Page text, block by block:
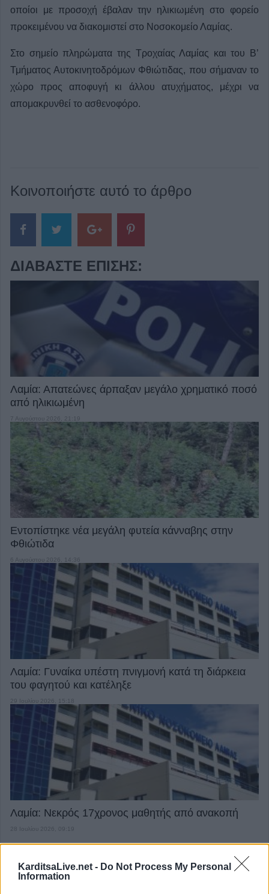
KarditsaLive.net - Do Not Process My Personal
Information
οποίοι με προσοχή έβαλαν την ηλικιωμένη στο φορείο
προκειμένου να διακομιστεί στο Νοσοκομείο Λαμίας.
Στο σημείο πληρώματα της Τροχαίας Λαμίας και του Β’
Τμήματος Αυτοκινητοδρόμων Φθιώτιδας, που σήμαναν το
χώρο προς αποφυγή κι άλλου ατυχήματος, μέχρι να
απομακρυνθεί το ασθενοφόρο.
Κοινοποιήστε αυτό το άρθρο
ΔΙΑΒΆΣΤΕ ΕΠΊΣΗΣ:
Λαμία: Απατεώνες άρπαξαν μεγάλο χρηματικό ποσό
από ηλικιωμένη
7 Αυγούστου 2026, 21:19
Εντοπίστηκε νέα μεγάλη φυτεία κάνναβης στην
Φθιώτιδα
6 Αυγούστου 2026, 14:36
Λαμία: Γυναίκα υπέστη πνιγμονή κατά τη διάρκεια
του φαγητού και κατέληξε
29 Ιουλίου 2026, 15:18
Λαμία: Νεκρός 17χρονος μαθητής από ανακοπή
28 Ιουλίου 2026, 09:19
επιστροφή στην κορυφή